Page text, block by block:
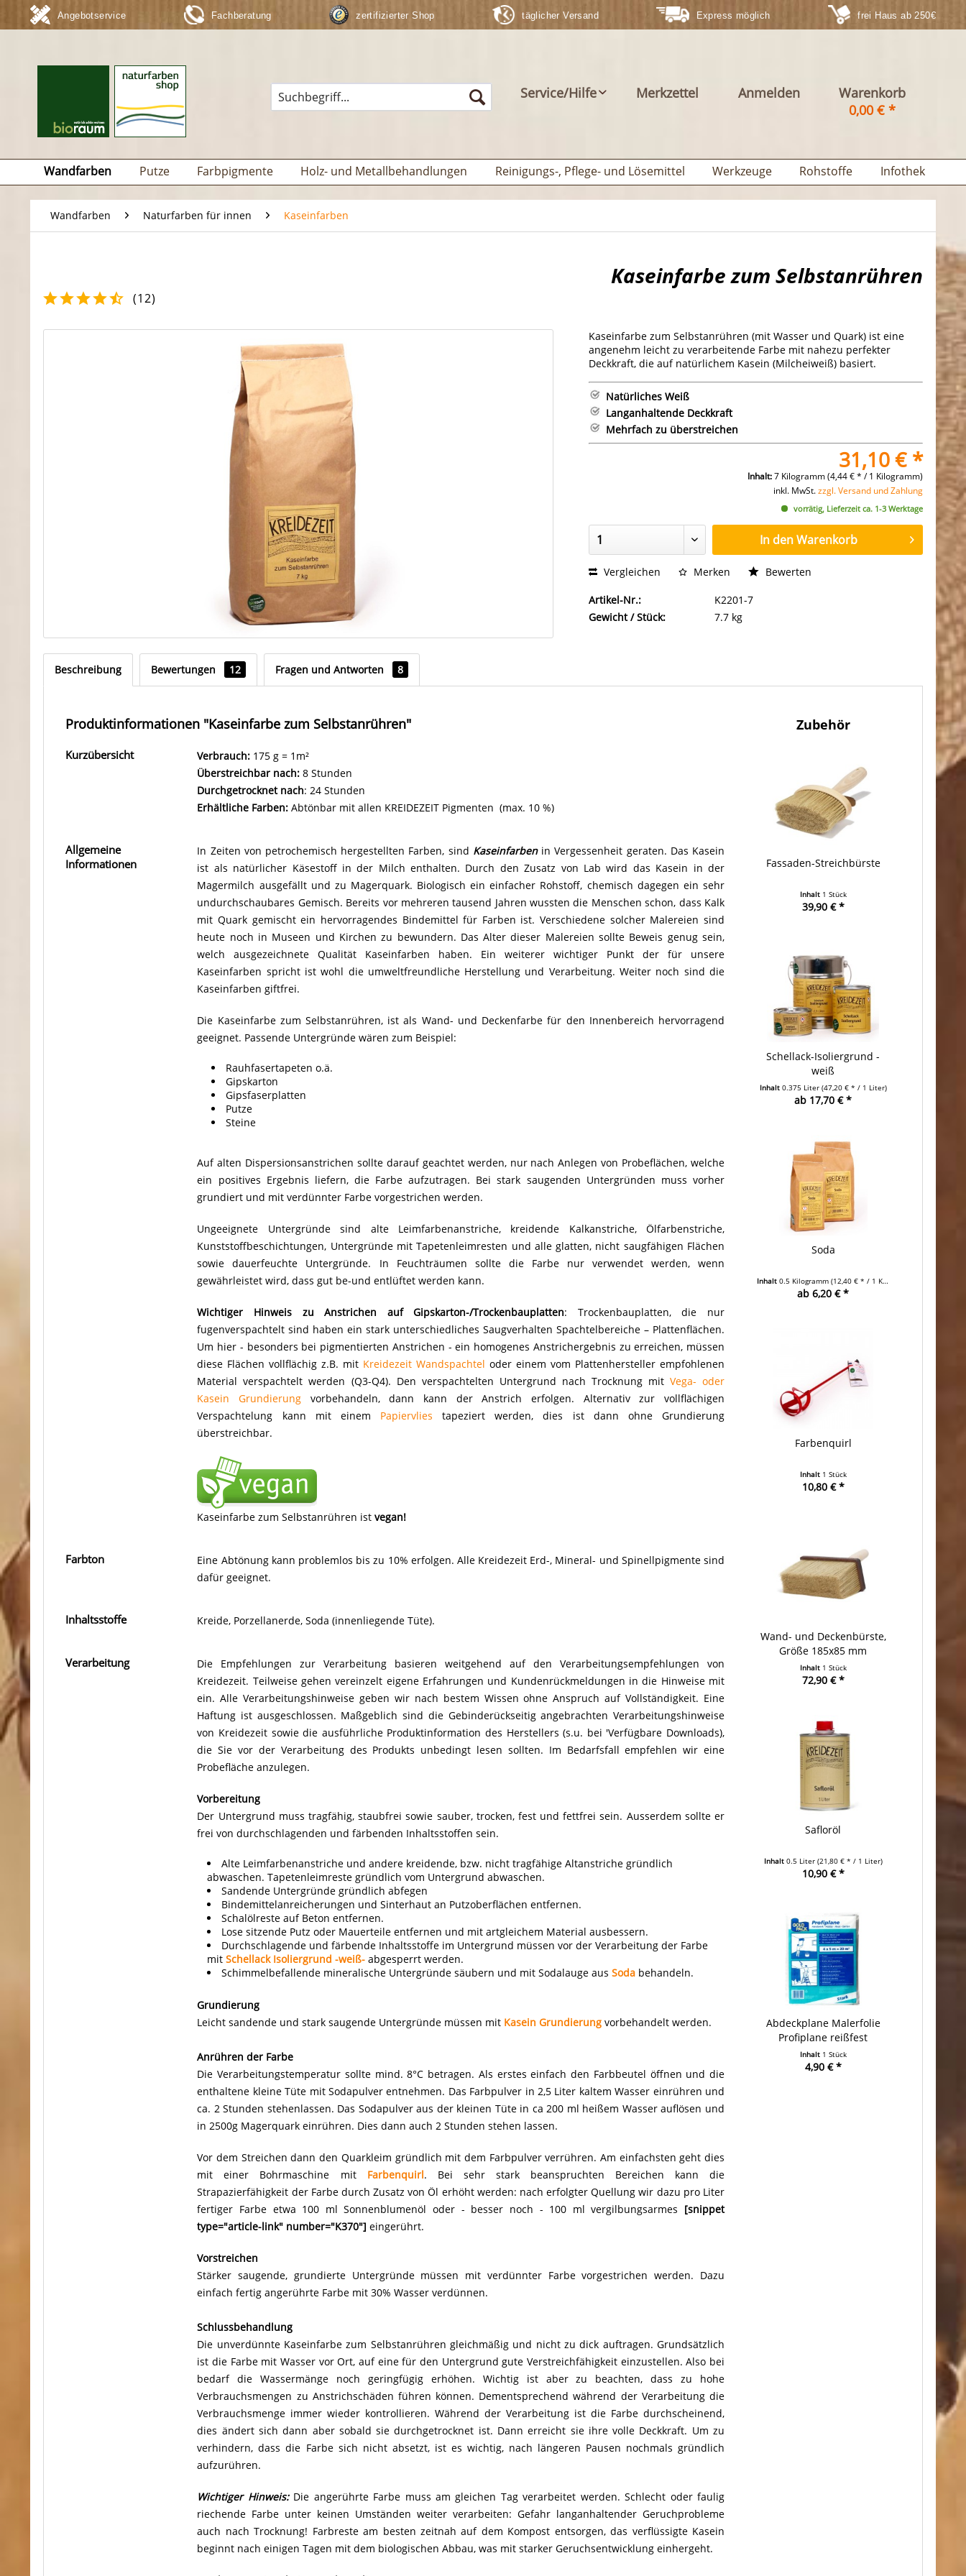
Angebotservice Fachberatung zertifizierter Shop täglicher Versand Express möglich frei Haus ab 250€
Service/Hilfe Merkzettel Anmelden
Warenkorb
0,00 € *
Wandfarben Putze Farbpigmente Holz- und Metallbehandlungen Reinigungs-, Pflege- und Lösemittel Werkzeuge Rohstoffe Infothek
Wandfarben Naturfarben für innen Kaseinfarben
Kaseinfarbe zum Selbstanrühren
(12)
Kaseinfarbe zum Selbstanrühren (mit Wasser und Quark) ist eine
angenehm leicht zu verarbeitende Farbe mit nahezu perfekter
Deckkraft, die auf natürlichem Kasein (Milcheiweiß) basiert.
Natürliches Weiß
Langanhaltende Deckkraft
Mehrfach zu überstreichen
31,10 € *
Inhalt:7 Kilogramm (4,44 € * / 1 Kilogramm)
inkl. MwSt.zzgl. Versand und Zahlung
vorrätig, Lieferzeit ca. 1-3 Werktage
In den Warenkorb
Vergleichen Merken Bewerten
Artikel-Nr.:
K2201-7
Gewicht / Stück:
7.7 kg
Beschreibung Bewertungen 12 Fragen und Antworten 8
Produktinformationen "Kaseinfarbe zum Selbstanrühren"
Kurzübersicht Verbrauch: 175 g = 1m²
Überstreichbar nach: 8 Stunden
Durchgetrocknet nach: 24 Stunden
Erhältliche Farben: Abtönbar mit allen KREIDEZEIT Pigmenten (max. 10 %)
Allgemeine
Informationen
In Zeiten von petrochemisch hergestellten Farben, sind Kaseinfarbenin Vergessenheit geraten. Das Kasein
ist als natürlicher Käsestoff in der Milch enthalten. Durch den Zusatz von Lab wird das Kasein in der
Magermilch ausgefällt und zu Magerquark. Biologisch ein einfacher Rohstoff, chemisch dagegen ein sehr
undurchschaubares Gemisch. Bereits vor mehreren tausend Jahren wussten die Menschen schon, dass Kalk
mit Quark gemischt ein hervorragendes Bindemittel für Farben ist. Verschiedene solcher Malereien sind
heute noch in Museen und Kirchen zu bewundern. Das Alter dieser Malereien sollte Beweis genug sein,
welch ausgezeichnete Qualität Kaseinfarben haben. Ein weiterer wichtiger Punkt der für unsere
Kaseinfarben spricht ist wohl die umweltfreundliche Herstellung und Verarbeitung. Weiter noch sind die
Kaseinfarben giftfrei.
Die Kaseinfarbe zum Selbstanrühren, ist als Wand- und Deckenfarbe für den Innenbereich hervorragend
geeignet. Passende Untergründe wären zum Beispiel:
Rauhfasertapeten o.ä.
Gipskarton
Gipsfaserplatten
Putze
Steine
Auf alten Dispersionsanstrichen sollte darauf geachtet werden, nur nach Anlegen von Probeflächen, welche
ein positives Ergebnis liefern, die Farbe aufzutragen. Bei stark saugenden Untergründen muss vorher
grundiert und mit verdünnter Farbe vorgestrichen werden.
Ungeeignete Untergründe sind alte Leimfarbenanstriche, kreidende Kalkanstriche, Ölfarbenstriche,
Kunststoffbeschichtungen, Untergründe mit Tapetenleimresten und alle glatten, nicht saugfähigen Flächen
sowie dauerfeuchte Untergründe. In Feuchträumen sollte die Farbe nur verwendet werden, wenn
gewährleistet wird, dass gut be-und entlüftet werden kann.
Wichtiger Hinweis zu Anstrichen auf Gipskarton-/Trockenbauplatten: Trockenbauplatten, die nur
fugenverspachtelt sind haben ein stark unterschiedliches Saugverhalten Spachtelbereiche – Plattenflächen.
Um hier - besonders bei pigmentierten Anstrichen - ein homogenes Anstrichergebnis zu erreichen, müssen
diese Flächen vollflächig z.B. mit Kreidezeit Wandspachtel oder einem vom Plattenhersteller empfohlenen
Material verspachtelt werden (Q3-Q4). Den verspachtelten Untergrund nach Trocknung mit Vega- oder
Kasein Grundierung vorbehandeln, dann kann der Anstrich erfolgen. Alternativ zur vollflächigen
Verspachtelung kann mit einem Papiervlies tapeziert werden, dies ist dann ohne Grundierung
überstreichbar.
Kaseinfarbe zum Selbstanrühren istvegan!
Farbton
Eine Abtönung kann problemlos bis zu 10% erfolgen. Alle Kreidezeit Erd-, Mineral- und Spinellpigmente sind
dafür geeignet.
Inhaltsstoffe Kreide, Porzellanerde, Soda (innenliegende Tüte).
Verarbeitung
Die Empfehlungen zur Verarbeitung basieren weitgehend auf den Verarbeitungsempfehlungen von
Kreidezeit. Teilweise gehen vereinzelt eigene Erfahrungen und Kundenrückmeldungen in die Hinweise mit
ein. Alle Verarbeitungshinweise geben wir nach bestem Wissen ohne Anspruch auf Vollständigkeit. Eine
Haftung ist ausgeschlossen. Maßgeblich sind die Gebinderückseitig angebrachten Verarbeitungshinweise
von Kreidezeit sowie die ausführliche Produktinformation des Herstellers (s.u. bei 'Verfügbare Downloads),
die Sie vor der Verarbeitung des Produkts unbedingt lesen sollten. Im Bedarfsfall empfehlen wir eine
Probefläche anzulegen.
Vorbereitung
Der Untergrund muss tragfähig, staubfrei sowie sauber, trocken, fest und fettfrei sein. Ausserdem sollte er
frei von durchschlagenden und färbenden Inhaltsstoffen sein.
Alte Leimfarbenanstriche und andere kreidende, bzw. nicht tragfähige Altanstriche gründlich
abwaschen. Tapetenleimreste gründlich vom Untergrund abwaschen.
Sandende Untergründe gründlich abfegen
Bindemittelanreicherungen und Sinterhaut an Putzoberflächen entfernen.
Schalölreste auf Beton entfernen.
Lose sitzende Putz oder Mauerteile entfernen und mit artgleichem Material ausbessern.
Durchschlagende und färbende Inhaltsstoffe im Untergrund müssen vor der Verarbeitung der Farbe
mit Schellack Isoliergrund -weiß-abgesperrt werden.
Schimmelbefallende mineralische Untergründe säubern und mit Sodalauge aus Soda behandeln.
Grundierung
Leicht sandende und stark saugende Untergründe müssen mit Kasein Grundierung vorbehandelt werden.
Anrühren der Farbe
Die Verarbeitungstemperatur sollte mind. 8°C betragen. Als erstes einfach den Farbbeutel öffnen und die
enthaltene kleine Tüte mit Sodapulver entnehmen. Das Farbpulver in 2,5 Liter kaltem Wasser einrühren und
ca. 2 Stunden stehenlassen. Das Sodapulver aus der kleinen Tüte in ca 200 ml heißem Wasser auflösen und
in 2500g Magerquark einrühren. Dies dann auch 2 Stunden stehen lassen.
Vor dem Streichen dann den Quarkleim gründlich mit dem Farbpulver verrühren. Am einfachsten geht dies
mit einer Bohrmaschine mit Farbenquirl. Bei sehr stark beanspruchten Bereichen kann die
Strapazierfähigkeit der Farbe durch Zusatz von Öl erhöht werden: nach erfolgter Quellung wir dazu pro Liter
fertiger Farbe etwa 100 ml Sonnenblumenöl oder - besser noch - 100 ml vergilbungsarmes [snippet
type="article-link" number="K370"] eingerührt.
Vorstreichen
Stärker saugende, grundierte Untergründe müssen mit verdünnter Farbe vorgestrichen werden. Dazu
einfach fertig angerührte Farbe mit 30% Wasser verdünnen.
Schlussbehandlung
Die unverdünnte Kaseinfarbe zum Selbstanrühren gleichmäßig und nicht zu dick auftragen. Grundsätzlich
ist die Farbe mit Wasser vor Ort, auf eine für den Untergrund gute Verstreichfähigkeit einzustellen. Also bei
bedarf die Wassermänge noch geringfügig erhöhen. Wichtig ist aber zu beachten, dass zu hohe
Verbrauchsmengen zu Anstrichschäden führen können. Dementsprechend während der Verarbeitung die
Verbrauchsmenge immer wieder kontrollieren. Während der Verarbeitung ist die Farbe durchscheinend,
dies ändert sich dann aber sobald sie durchgetrocknet ist. Dann erreicht sie ihre volle Deckkraft. Um zu
verhindern, dass die Farbe sich nicht absetzt, ist es wichtig, nach längeren Pausen nochmals gründlich
aufzurühren.
Wichtiger Hinweis:Die angerührte Farbe muss am gleichen Tag verarbeitet werden. Schlecht oder faulig
riechende Farbe unter keinen Umständen weiter verarbeiten: Gefahr langanhaltender Geruchprobleme
auch nach Trocknung! Farbreste am besten zeitnah auf dem Kompost entsorgen, das verflüssigte Kasein
beginnt nach einigen Tagen mit dem biologischen Abbau, was mit starker Geruchsentwicklung einhergeht.
Zubehör
Fassaden-Streichbürste
Inhalt 1 Stück
39,90 € *
Schellack-Isoliergrund -
weiß
Inhalt 0.375 Liter (47,20 € * / 1 Liter)
ab 17,70 € *
Soda
Inhalt 0.5 Kilogramm (12,40 € * / 1 Kilogramm)
ab 6,20 € *
Farbenquirl
Inhalt 1 Stück
10,80 € *
Wand- und Deckenbürste,
Größe 185x85 mm
Inhalt 1 Stück
72,90 € *
Safloröl
Inhalt 0.5 Liter (21,80 € * / 1 Liter)
10,90 € *
Abdeckplane Malerfolie
Profiplane reißfest
Inhalt 1 Stück
4,90 € *